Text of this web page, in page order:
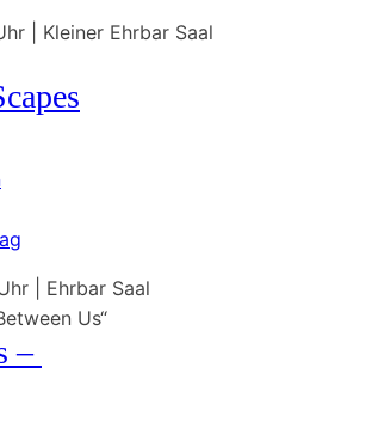
Kleiner Ehrbar Saal
Ehrbar Saal
Us“
–